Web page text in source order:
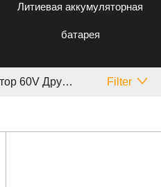
Литиевая аккумуляторная
батарея
Промышленный аккумулятор 60V Другой Filter